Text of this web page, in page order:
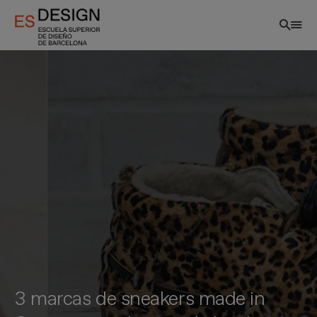
contenido
principal
3 marcas de sneakers made in